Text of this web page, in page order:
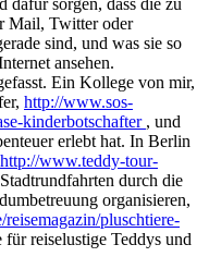
Mail, Twitter oder
sind, und was sie so
ansehen.
Ein Kollege von mir,
http://www.sos-
kinderbotschafter , und
erlebt hat. In Berlin
http://www.teddy-tour-
durch die
organisieren,
pluschtiere-
für reiselustige Teddys und